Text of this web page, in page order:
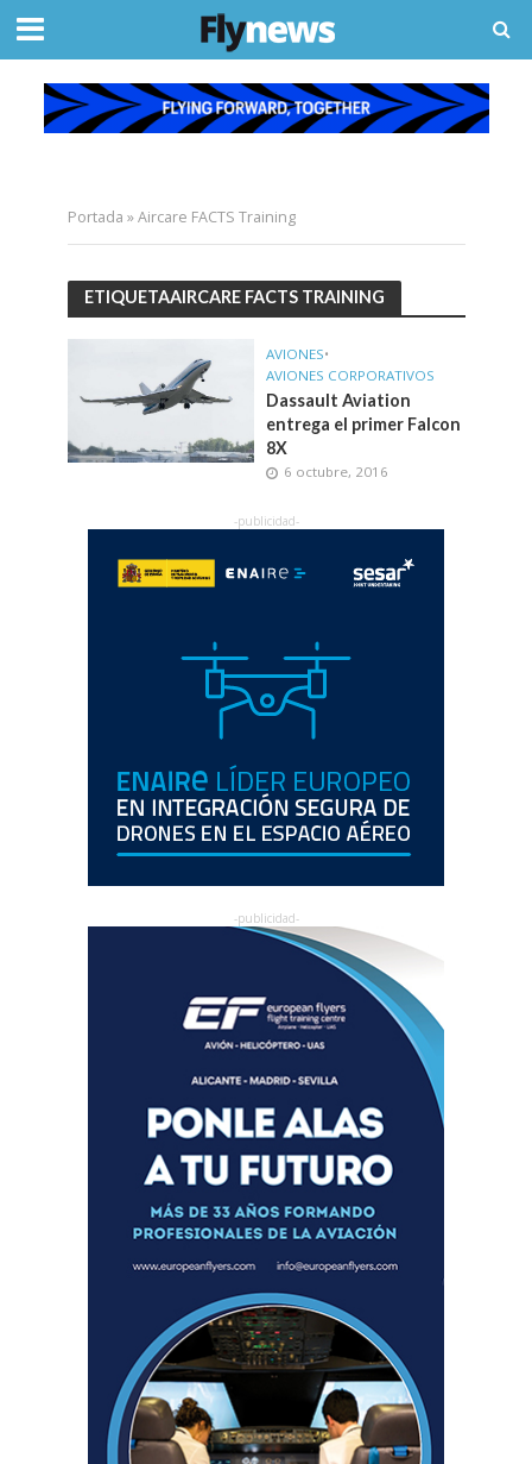
Portada »Aircare FACTS Training
ETIQUETAAIRCARE FACTS TRAINING
AVIONES•
AVIONES CORPORATIVOS
Dassault Aviation
entrega el primer Falcon
8X
6 octubre, 2016